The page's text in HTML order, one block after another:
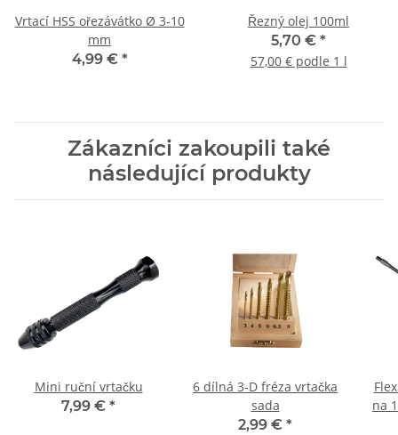
Vrtací HSS ořezávátko Ø 3-10
mm
4,99 € *
Řezný olej 100ml
5,70 € *
57,00 € podle 1 l
Zákazníci zakoupili také
následující produkty
Mini ruční vrtačku
7,99 € *
6 dílná 3-D fréza vrtačka
sada
2,99 € *
na